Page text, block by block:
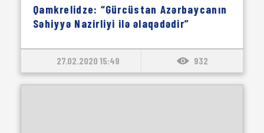
Qamkrelidze: “Gürcüstan Azərbaycanın
Səhiyyə Nazirliyi ilə əlaqədədir”
27.02.2020 15:49 932